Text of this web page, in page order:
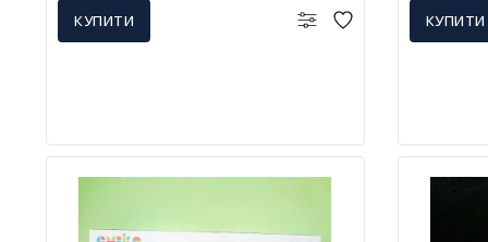
КУПИТИ КУПИТИ